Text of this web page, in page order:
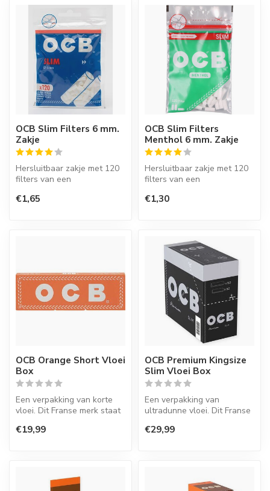
OCB Slim Filters 6 mm.
Zakje
Hersluitbaar zakje met 120
filters van een
een doorsn...
€1,65
OCB Slim Filters
Menthol 6 mm. Zakje
Hersluitbaar zakje met 120
filters van een
een doorsn...
€1,30
OCB Orange Short Vloei
Box
Een verpakking van korte
vloei. Dit Franse merk staat
k...
€19,99
OCB Premium Kingsize
Slim Vloei Box
Een verpakking van
ultradunne vloei. Dit Franse
zeer go...
€29,99